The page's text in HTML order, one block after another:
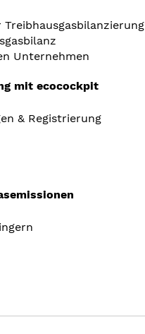
Unternehmen
mit ecocockpit
& Registrierung